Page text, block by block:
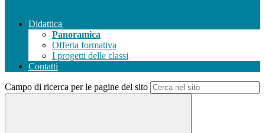
Didattica
Panoramica
Offerta formativa
I progetti delle classi
Contatti
Campo di ricerca per le pagine del sito